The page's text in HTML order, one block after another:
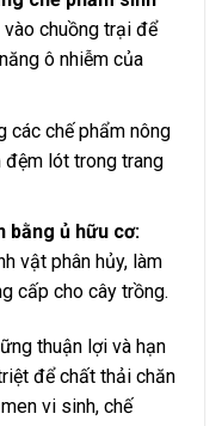
chuồng trại để
ô nhiễm của
các chế phẩm nông
đệm lót trong trang
bằng ủ hữu cơ:
vật phân hủy, làm
cấp cho cây trồng.
thuận lợi và hạn
để chất thải chăn
vi sinh, chế